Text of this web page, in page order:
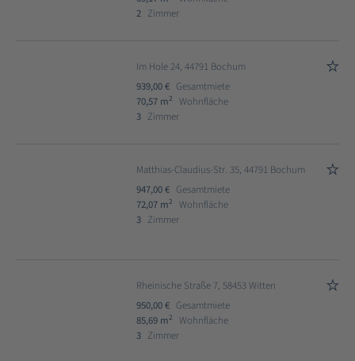
2 Zimmer
Im Hole 24, 44791 Bochum
939,00 € Gesamtmiete
70,57 m2
Wohnfläche
3 Zimmer
Matthias-Claudius-Str. 35, 44791 Bochum
947,00 € Gesamtmiete
72,07 m2
Wohnfläche
3 Zimmer
Rheinische Straße 7, 58453 Witten
950,00 € Gesamtmiete
85,69 m2
Wohnfläche
3 Zimmer